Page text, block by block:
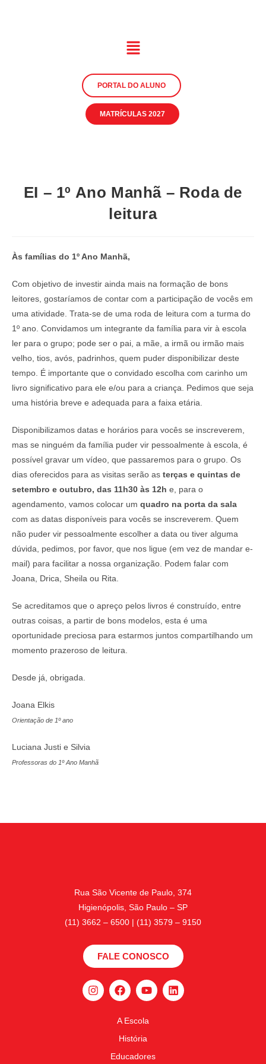
PORTAL DO ALUNO
MATRÍCULAS 2027
EI – 1º Ano Manhã – Roda de
leitura
Às famílias do 1º Ano Manhã,
Com objetivo de investir ainda mais na formação de bons
leitores, gostaríamos de contar com a participação de vocês em
uma atividade. Trata-se de uma roda de leitura com a turma do
1º ano. Convidamos um integrante da família para vir à escola
ler para o grupo; pode ser o pai, a mãe, a irmã ou irmão mais
velho, tios, avós, padrinhos, quem puder disponibilizar deste
tempo. É importante que o convidado escolha com carinho um
livro significativo para ele e/ou para a criança. Pedimos que seja
uma história breve e adequada para a faixa etária.
Disponibilizamos datas e horários para vocês se inscreverem,
mas se ninguém da família puder vir pessoalmente à escola, é
possível gravar um vídeo, que passaremos para o grupo. Os
dias oferecidos para as visitas serão as terças e quintas de
setembro e outubro, das 11h30 às 12h e, para o
agendamento, vamos colocar um quadro na porta da sala
com as datas disponíveis para vocês se inscreverem. Quem
não puder vir pessoalmente escolher a data ou tiver alguma
dúvida, pedimos, por favor, que nos ligue (em vez de mandar e-
mail) para facilitar a nossa organização. Podem falar com
Joana, Drica, Sheila ou Rita.
Se acreditamos que o apreço pelos livros é construído, entre
outras coisas, a partir de bons modelos, esta é uma
oportunidade preciosa para estarmos juntos compartilhando um
momento prazeroso de leitura.
Desde já, obrigada.
Joana Elkis
Orientação de 1º ano
Luciana Justi e Silvia
Professoras do 1º Ano Manhã
Rua São Vicente de Paulo, 374
Higienópolis, São Paulo – SP
(11) 3662 – 6500 | (11) 3579 – 9150
FALE CONOSCO
A Escola
História
Educadores